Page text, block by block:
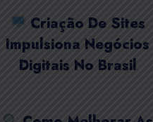
Criação De Sites
Impulsiona Negócios
Digitais No Brasil